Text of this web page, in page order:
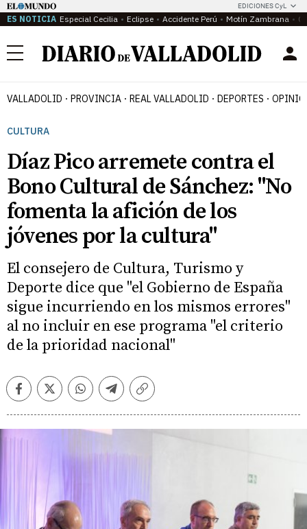
EDICIONES CyL
ES NOTICIA Especial Cecilia Eclipse Accidente Perú Motín Zambrana
Menú
VALLADOLID PROVINCIA REAL VALLADOLID DEPORTES
CULTURA
Díaz Pico arremete contra el
Bono Cultural de Sánchez: "No
fomenta la afición de los
jóvenes por la cultura"
El consejero de Cultura, Turismo y
Deporte dice que "el Gobierno de España
sigue incurriendo en los mismos errores"
al no incluir en ese programa "el criterio
de la prioridad nacional"
FacebookTwitterWhatsappTelegramCopiar